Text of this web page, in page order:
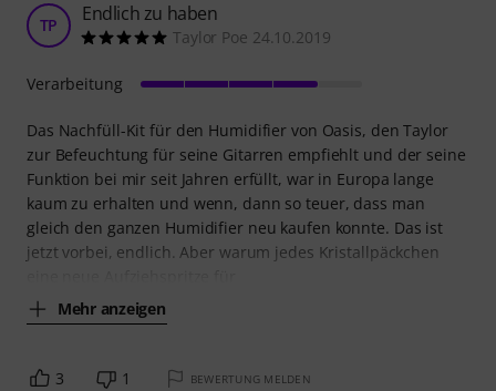
TP Endlich zu haben
Taylor Poe 24.10.2019
Das Nachfüll-Kit für den Humidifier von Oasis, den Taylor
zur Befeuchtung für seine Gitarren empfiehlt und der seine
Funktion bei mir seit Jahren erfüllt, war in Europa lange
kaum zu erhalten und wenn, dann so teuer, dass man
gleich den ganzen Humidifier neu kaufen konnte. Das ist
jetzt vorbei, endlich. Aber warum jedes Kristallpäckchen
Mehr anzeigen
Verarbeitung
3 1 BEWERTUNG MELDEN